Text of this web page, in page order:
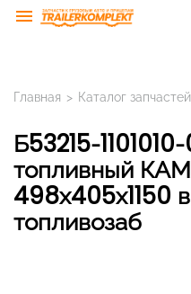
menu
Главная > Каталог запчастей
Б53215-1101010-05К1 Бак
топливный
498х405х1150
топливозаб